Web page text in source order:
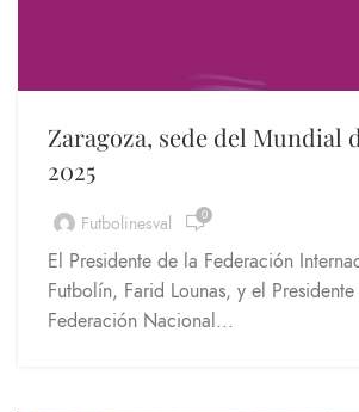
Zaragoza, sede del Mundial
2025
Futbolinesval 0
El Presidente de la Federación
Futbolín, Farid Lounas, y el
Federación Nacional...